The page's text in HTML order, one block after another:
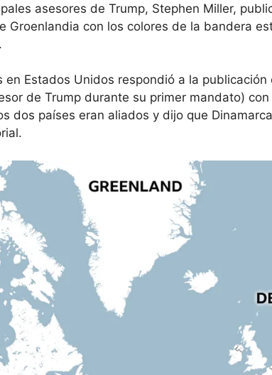
asesores de Trump, Stephen Miller,
Groenlandia con los colores de la bandera
en Estados Unidos respondió a la publicación
de Trump durante su primer mandato)
dos países eran aliados y dijo que